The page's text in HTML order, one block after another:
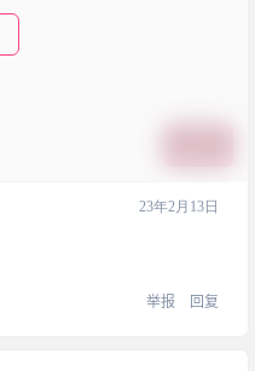
23年2月13日
举报 回复